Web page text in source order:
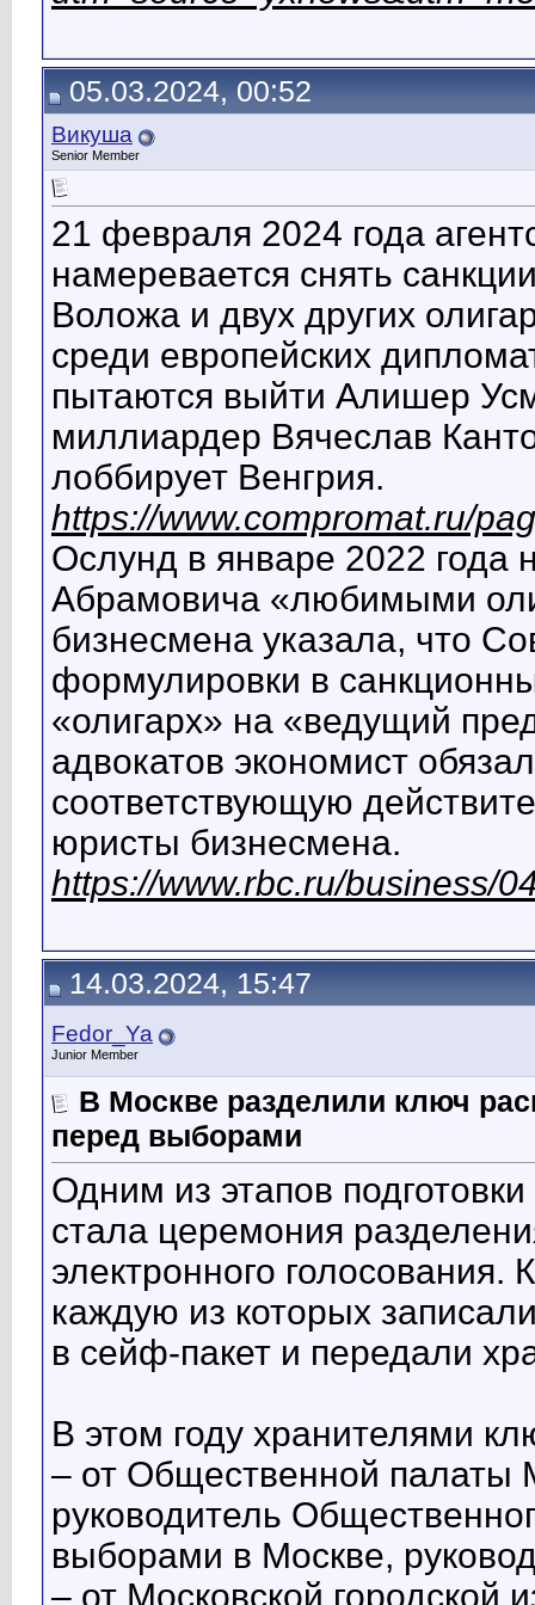
05.03.2024, 00:52
Викуша
Senior Member
21 февраля 2024 года
намеревается снять
Воложа и двух других
среди европейских
пытаются выйти Алишер
миллиардер Вячеслав
лоббирует Венгрия.
https://www.compromat.ru/
Ослунд в январе 2022 года
Абрамовича «любимыми
бизнесмена указала, что
формулировки в
«олигарх» на «ведущий
адвокатов экономист
соответствующую
юристы бизнесмена.
https://www.rbc.ru/business/
14.03.2024, 15:47
Fedor_Ya
Junior Member
В Москве разделили ключ
перед выборами
Одним из этапов
стала церемония
электронного
каждую из которых
в сейф-пакет и передали
В этом году хранителями
– от Общественной палаты
руководитель
выборами в Москве,
– от Московской городской